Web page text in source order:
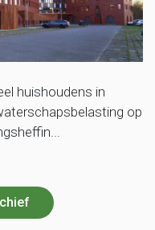
huishoudens in
op